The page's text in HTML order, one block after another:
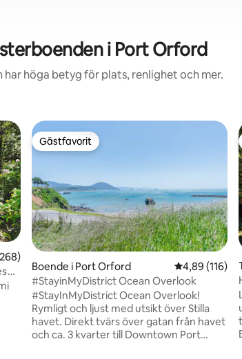
i Port Orford
har höga betyg för plats, renlighet och mer.
i genomsnittligt betyg, 268 omdömen
Gästfavorit
Gästfavorit
Boende i Port Orford 4,89 av 5 i
4,89 (116)
#StayinMyDistrict Ocean Overlook
#StayInMyDistrict Ocean Overlook!
Rymligt och ljust med utsikt över Stilla
havet. Direkt tvärs över gatan från havet
och ca. 3 kvarter till Downtown Port